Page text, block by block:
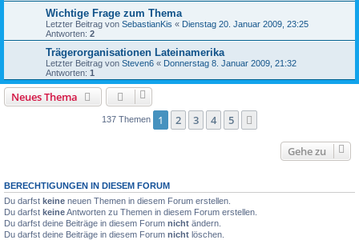
Wichtige Frage zum Thema
Letzter Beitrag von SebastianKis « Dienstag 20. Januar 2009, 23:25
Antworten: 2
Trägerorganisationen Lateinamerika
Letzter Beitrag von Steven6 « Donnerstag 8. Januar 2009, 21:32
Antworten: 1
Neues Thema
137 Themen 1 2 3 4 5
Gehe zu
BERECHTIGUNGEN IN DIESEM FORUM
Du darfst keine neuen Themen in diesem Forum erstellen.
Du darfst keineAntworten zu Themen in diesem Forum erstellen.
Du darfst deine Beiträge in diesem Forum nicht ändern.
Du darfst deine Beiträge in diesem Forum nicht löschen.